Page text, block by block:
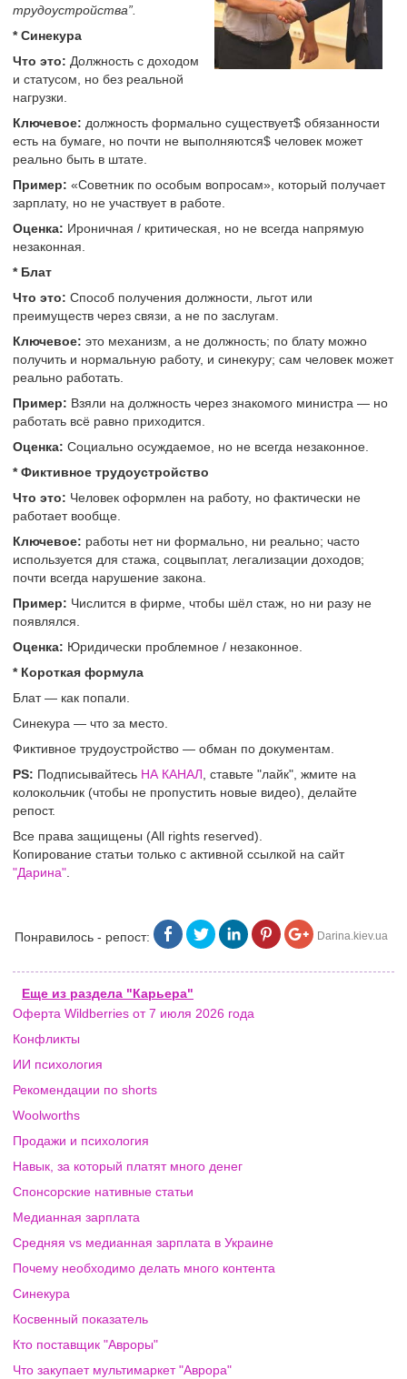
трудоустройства”.
* Синекура
Что это: Должность с доходом
и статусом, но без реальной
нагрузки.
Ключевое: должность формально существует$ обязанности
есть на бумаге, но почти не выполняются$ человек может
реально быть в штате.
Пример: «Советник по особым вопросам», который получает
зарплату, но не участвует в работе.
Оценка: Ироничная / критическая, но не всегда напрямую
незаконная.
* Блат
Что это: Способ получения должности, льгот или
преимуществ через связи, а не по заслугам.
Ключевое: это механизм, а не должность; по блату можно
получить и нормальную работу, и синекуру; сам человек может
реально работать.
Пример: Взяли на должность через знакомого министра — но
работать всё равно приходится.
Оценка: Социально осуждаемое, но не всегда незаконное.
* Фиктивное трудоустройство
Что это: Человек оформлен на работу, но фактически не
работает вообще.
Ключевое: работы нет ни формально, ни реально; часто
используется для стажа, соцвыплат, легализации доходов;
почти всегда нарушение закона.
Пример: Числится в фирме, чтобы шёл стаж, но ни разу не
появлялся.
Оценка: Юридически проблемное / незаконное.
* Короткая формула
Блат — как попали.
Синекура — что за место.
Фиктивное трудоустройство — обман по документам.
PS: Подписывайтесь НА КАНАЛ , ставьте "лайк", жмите на
колокольчик (чтобы не пропустить новые видео), делайте
репост.
Все права защищены (All rights reserved).
Копирование статьи только с активной ссылкой на сайт
"Дарина"
Понравилось - репост: Darina.kiev.ua
Еще из раздела "Карьера"
Оферта Wildberries от 7 июля 2026 года
Конфликты
ИИ психология
Рекомендации по shorts
Woolworths
Продажи и психология
Навык, за который платят много денег
Спонсорские нативные статьи
Медианная зарплата
Средняя vs медианная зарплата в Украине
Почему необходимо делать много контента
Синекура
Косвенный показатель
Кто поставщик "Авроры"
Что закупает мультимаркет "Аврора"